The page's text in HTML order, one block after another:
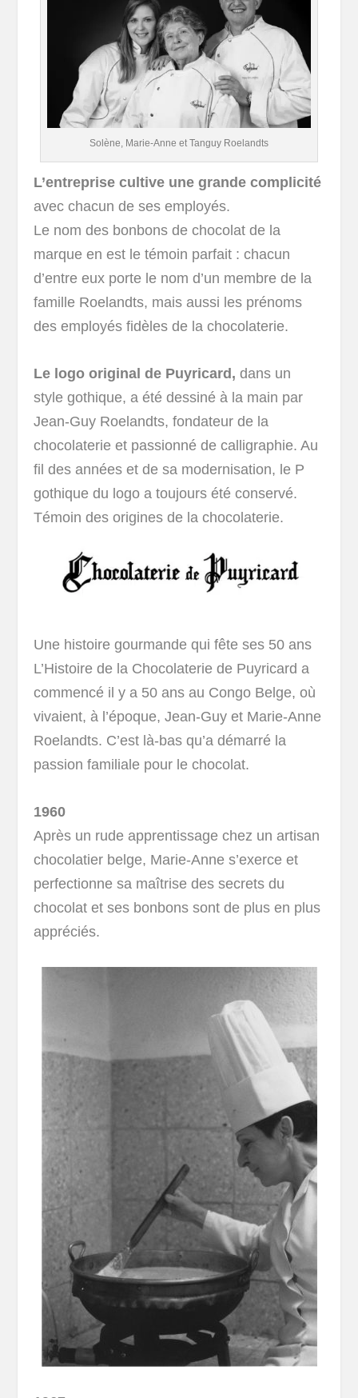
Solène, Marie-Anne et Tanguy Roelandts
L’entreprise cultive une grande complicité
avec chacun de ses employés.
Le nom des bonbons de chocolat de la
marque en est le témoin parfait : chacun
d’entre eux porte le nom d’un membre de la
famille Roelandts, mais aussi les prénoms
des employés fidèles de la chocolaterie.
Le logo original de Puyricard, dans un
style gothique, a été dessiné à la main par
Jean-Guy Roelandts, fondateur de la
chocolaterie et passionné de calligraphie. Au
fil des années et de sa modernisation, le P
gothique du logo a toujours été conservé.
Témoin des origines de la chocolaterie.
Une histoire gourmande qui fête ses 50 ans
L’Histoire de la Chocolaterie de Puyricard a
commencé il y a 50 ans au Congo Belge, où
vivaient, à l’époque, Jean-Guy et Marie-Anne
Roelandts. C’est là-bas qu’a démarré la
passion familiale pour le chocolat.
1960
Après un rude apprentissage chez un artisan
chocolatier belge, Marie-Anne s’exerce et
perfectionne sa maîtrise des secrets du
chocolat et ses bonbons sont de plus en plus
appréciés.